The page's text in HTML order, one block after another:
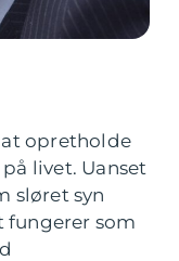
opretholde
livet. Uanset
sløret syn
fungerer som